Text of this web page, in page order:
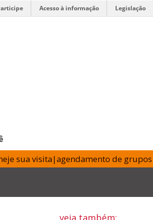
Acesso à informação Legislação
sua visita|agendamento de grupos
veja também: